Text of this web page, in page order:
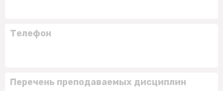
Телефон
Перечень преподаваемых дисциплин